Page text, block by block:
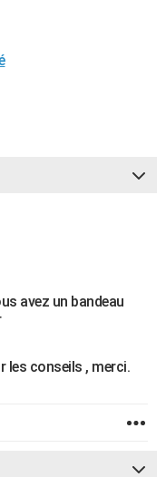
avez un bandeau
les conseils , merci.